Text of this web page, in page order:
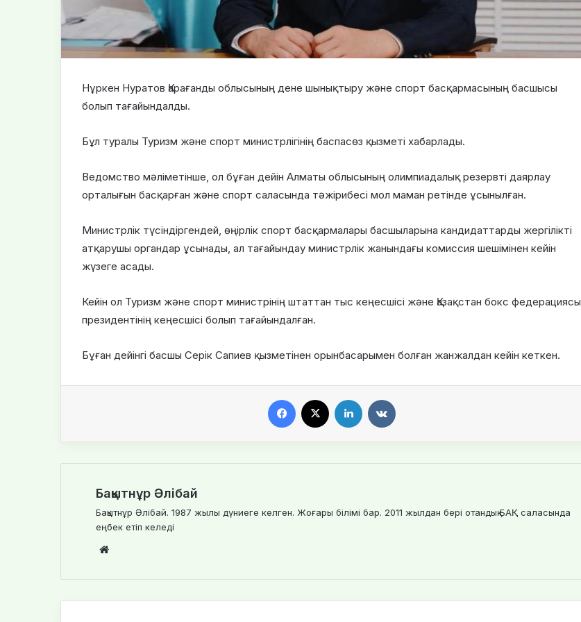
Нұркен Нуратов Қарағанды облысының дене шынықтыру және спорт басқармасының басшысы
болып тағайындалды.
Бұл туралы Туризм және спорт министрлігінің баспасөз қызметі хабарлады.
Ведомство мәліметінше, ол бұған дейін Алматы облысының олимпиадалық резервті даярлау
орталығын басқарған және спорт саласында тәжірибесі мол маман ретінде ұсынылған.
Министрлік түсіндіргендей, өңірлік спорт басқармалары басшыларына кандидаттарды жергілікті
атқарушы органдар ұсынады, ал тағайындау министрлік жанындағы комиссия шешімінен кейін
жүзеге асады.
Кейін ол Туризм және спорт министрінің штаттан тыс кеңесшісі және Қазақстан бокс федерациясы
президентінің кеңесшісі болып тағайындалған.
Бұған дейінгі басшы Серік Сапиев қызметінен орынбасарымен болған жанжалдан кейін кеткен.
Бақытнұр Әлібай
Бақытнұр Әлібай. 1987 жылы дүниеге келген. Жоғары білімі бар. 2011 жылдан бері отандық БАҚ саласында
еңбек етіп келеді
te